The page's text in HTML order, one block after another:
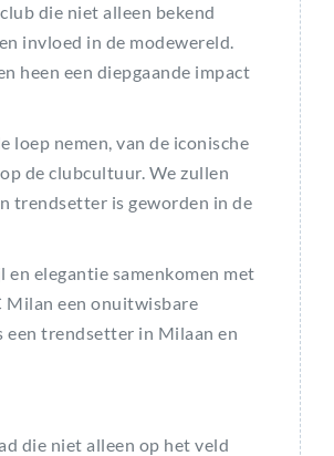
die niet alleen bekend
invloed in de modewereld.
heen een diepgaande impact
loep nemen, van de iconische
de clubcultuur. We zullen
trendsetter is geworden in de
elegantie samenkomen met
Milan een onuitwisbare
een trendsetter in Milaan en
die niet alleen op het veld